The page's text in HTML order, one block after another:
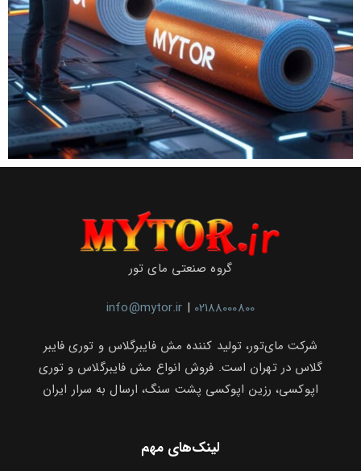
گروه صنعتی مای تور
info@mytor.ir | 02188000800
شرکت مای‌تور، تولید کننده مش فایبرگلاس و توری فایبر
گلاس در تهران است. فروش انواع مش فایبرگلاس و توری
اپوکسی، رزین اپوکسی پشت سنگ، ارسال به سرار ایران
لینک‌های مهم